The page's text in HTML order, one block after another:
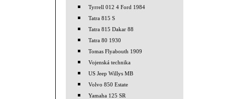
Tyrrell 012 4 Ford 1984
Tatra 815 S
Tatra 815 Dakar 88
Tatra 80 1930
Tomas Flyabouth 1909
Vojenská technika
US Jeep Willys MB
Volvo 850 Estate
Yamaha 125 SR